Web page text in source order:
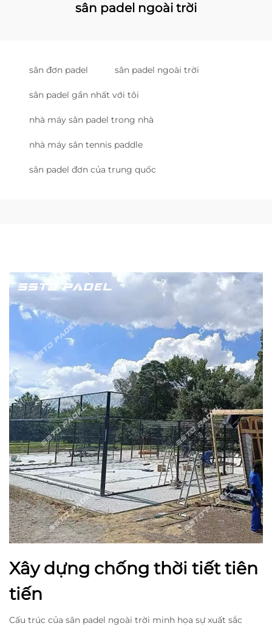
sân padel ngoài trời
sân đơn padel sân padel ngoài trời
sân padel gần nhất với tôi
nhà máy sân padel trong nhà
nhà máy sân tennis paddle
sân padel đơn của trung quốc
Xây dựng chống thời tiết tiên
tiến
Cấu trúc của sân padel ngoài trời minh họa sự xuất sắc